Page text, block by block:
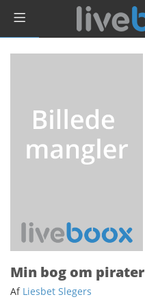
Min bog om pirater
Af Liesbet Slegers